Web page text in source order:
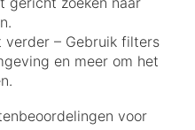
– Gebruik filters
en meer om het
voor